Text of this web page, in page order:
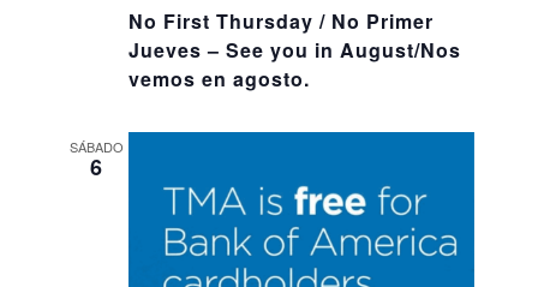
No First Thursday / No Primer
Jueves – See you in August/Nos
vemos en agosto.
SÁBADO
6